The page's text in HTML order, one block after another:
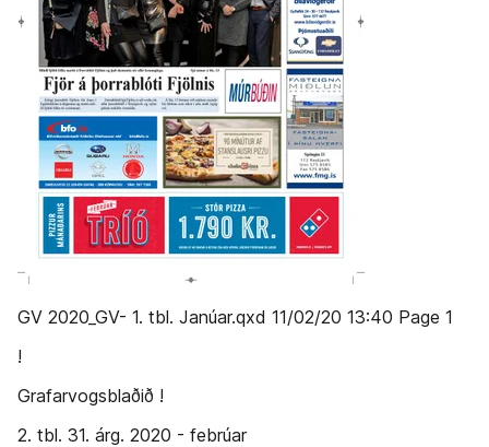
GV 2020_GV- 1. tbl. Janúar.qxd 11/02/20 13:40 Page 1
!
Graf­ar­vogs­blað­ið !
2. tbl. 31. árg. 2020 - febrúar